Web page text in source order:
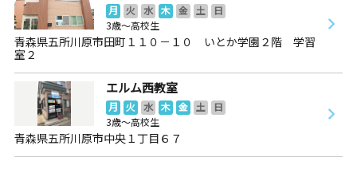
月 火 水 木 金 土
日
3歳～高校生
青森県五所川原市田町１１０－１０ いとか学園２階 学習
室２
エルム西教室
月 火 水 木 金 土
日
3歳～高校生
青森県五所川原市中央１丁目６７